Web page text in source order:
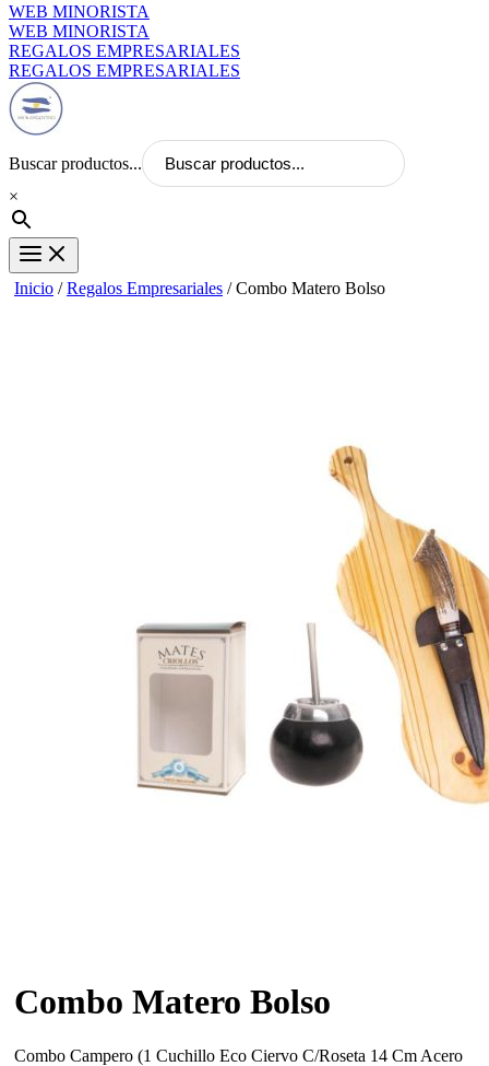
WEB MINORISTA
WEB MINORISTA
REGALOS EMPRESARIALES
REGALOS EMPRESARIALES
Buscar productos...
×
Inicio /Regalos Empresariales / Combo Matero Bolso
Combo Matero Bolso
Combo Campero (1 Cuchillo Eco Ciervo C/Roseta 14 Cm Acero